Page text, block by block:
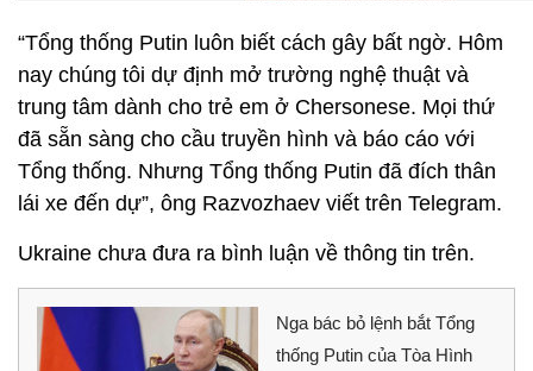
“Tổng thống Putin luôn biết cách gây bất ngờ. Hôm
nay chúng tôi dự định mở trường nghệ thuật và
trung tâm dành cho trẻ em ở Chersonese. Mọi thứ
đã sẵn sàng cho cầu truyền hình và báo cáo với
Tổng thống. Nhưng Tổng thống Putin đã đích thân
lái xe đến dự”, ông Razvozhaev viết trên Telegram.
Ukraine chưa đưa ra bình luận về thông tin trên.
Nga bác bỏ lệnh bắt Tổng
thống Putin của Tòa Hình